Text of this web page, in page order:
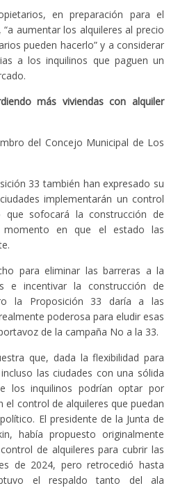
en preparación para el
aumentar los alquileres al precio
pueden hacerlo” y a considerar
a los inquilinos que paguen un
más viviendas con alquiler
del Concejo Municipal de Los
33 también han expresado su
implementarán un control
que sofocará la construcción de
momento en que el estado las
para eliminar las barreras a la
e incentivar la construcción de
la Proposición 33 daría a las
poderosa para eludir esas
de la campaña No a la 33.
que, dada la flexibilidad para
las ciudades con una sólida
los inquilinos podrían optar por
control de alquileres que puedan
El presidente de la Junta de
había propuesto originalmente
de alquileres para cubrir las
de 2024, pero retrocedió hasta
el respaldo tanto del ala